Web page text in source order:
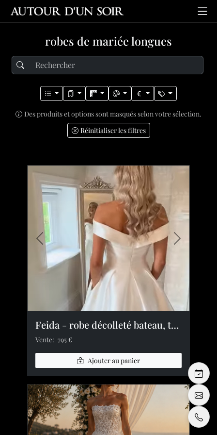
robes de mariée longues
Des produits et options sont masqués selon votre sélection.
Réinitialiser les filtres
Image précédente Image
Feida - robe décolleté bateau, taille plissée, fente satin
Vente: 795 €
Ajouter au panier